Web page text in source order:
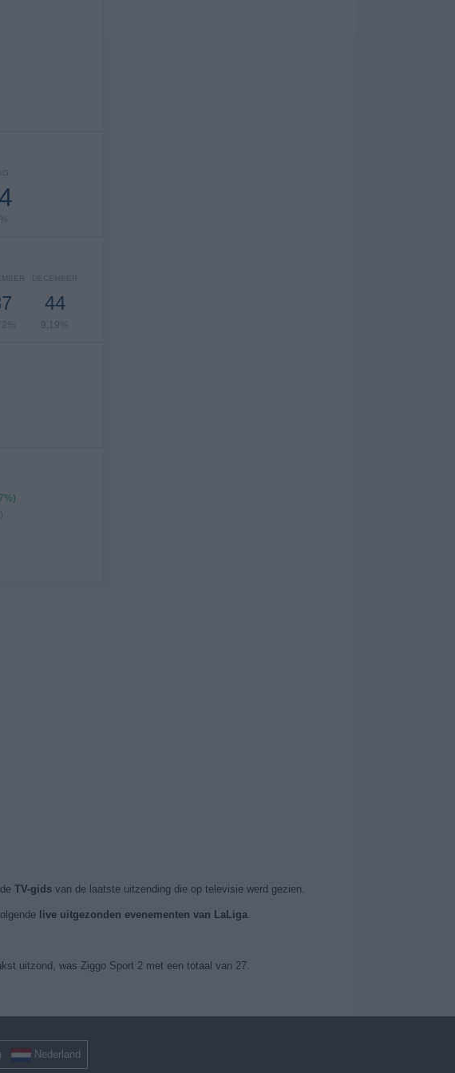
DECEMBER
44
9,19%
TV-gidsvan de laatste uitzending die op televisie werd gezien.
live uitgezonden evenementen van LaLiga.
uitzond, was Ziggo Sport 2 met een totaal van 27.
Nederland